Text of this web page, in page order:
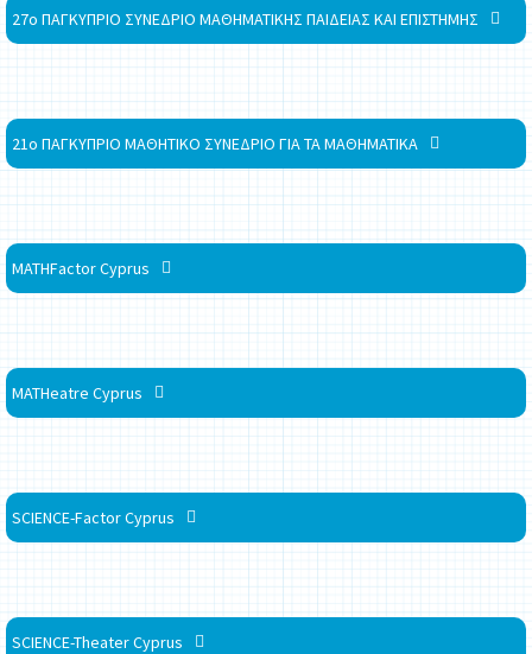
27ο ΠΑΓΚΥΠΡΙΟ ΣΥΝΕΔΡΙΟ ΜΑΘΗΜΑΤΙΚΗΣ ΠΑΙΔΕΙΑΣ ΚΑΙ ΕΠΙΣΤΗΜΗΣ
21ο ΠΑΓΚΥΠΡΙΟ ΜΑΘΗΤΙΚΟ ΣΥΝΕΔΡΙΟ ΓΙΑ ΤΑ ΜΑΘΗΜΑΤΙΚΑ
MATHFactor Cyprus
MATHeatre Cyprus
SCIENCE-Factor Cyprus
SCIENCE-Theater Cyprus